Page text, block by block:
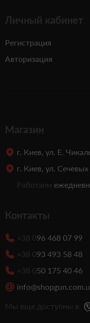
Личный кабинет
Регистрация
Авторизация
Магазин
г. Киев, ул. Е.
г. Киев, ул.
Работаем
Контакты
+38 096 468 07 99
+38 093 493 58 48
+38 050 175 40 46
Мы еще доступны в